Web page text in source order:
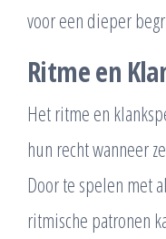
voor een dieper
Ritme en
Het ritme en
hun recht wanneer
Door te spelen met
ritmische patronen